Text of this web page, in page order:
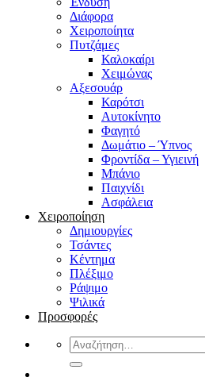
Διάφορα
Χειροποίητα
Πυτζάμες
Καλοκαίρι
Χειμώνας
Αξεσουάρ
Καρότσι
Αυτοκίνητο
Φαγητό
Δωμάτιο – Ύπνος
Φροντίδα – Υγιεινή
Μπάνιο
Παιχνίδι
Ασφάλεια
Χειροποίηση
Δημιουργίες
Τσάντες
Κέντημα
Πλέξιμο
Ράψιμο
Ψιλικά
Προσφορές
Αναζήτηση
για: